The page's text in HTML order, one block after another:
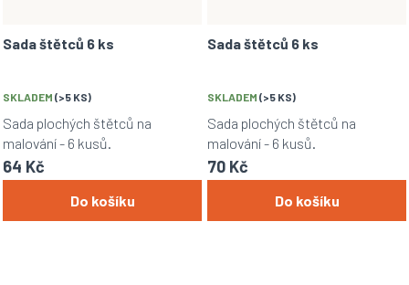
Sada štětců 6 ks
SKLADEM (>5 KS)
64 Kč
Do košíku
Sada plochých štětců na
malování - 6 kusů.
Sada štětců 6 ks
SKLADEM (>5 KS)
70 Kč
Do košíku
Sada plochých štětců na
malování - 6 kusů.